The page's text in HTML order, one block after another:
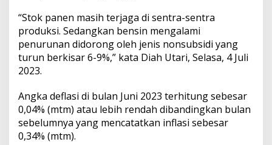
“Stok panen masih terjaga di sentra-sentra
produksi. Sedangkan bensin mengalami
penurunan didorong oleh jenis nonsubsidi yang
turun berkisar 6-9%,” kata Diah Utari, Selasa, 4 Juli
2023.
Angka deflasi di bulan Juni 2023 terhitung sebesar
0,04% (mtm) atau lebih rendah dibandingkan bulan
sebelumnya yang mencatatkan inflasi sebesar
0,34% (mtm).